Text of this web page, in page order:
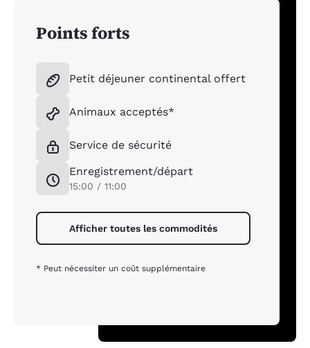
Points forts
Petit déjeuner continental offert
Animaux acceptés*
Service de sécurité
Enregistrement/départ
15:00 / 11:00
Afficher toutes les commodités
* Peut nécessiter un coût supplémentaire